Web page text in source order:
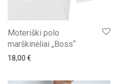
Moteriški polo
marškinėliai „Boss“
18,00 €